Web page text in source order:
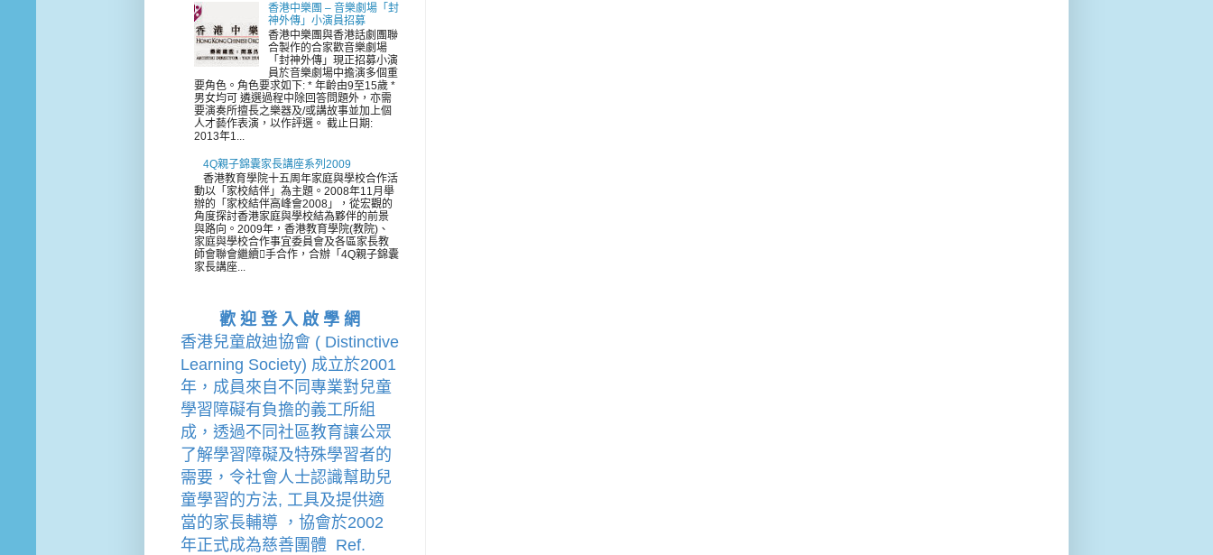
香港中樂團 – 音樂劇場「封
神外傳」小演員招募
香港中樂團與香港話劇團聯
合製作的合家歡音樂劇場
「封神外傳」現正招募小演
員於音樂劇場中擔演多個重
要角色。角色要求如下: * 年齡由9至15歲 *
男女均可 遴選過程中除回答問題外，亦需
要演奏所擅長之樂器及/或講故事並加上個
人才藝作表演，以作評選。 截止日期:
2013年1...
4Q親子錦囊家長講座系列2009
香港教育學院十五周年家庭與學校合作活
動以「家校結伴」為主題。2008年11月舉
辦的「家校結伴高峰會2008」，從宏觀的
角度探討香港家庭與學校結為夥伴的前景
與路向。2009年，香港教育學院(教院)、
家庭與學校合作事宜委員會及各區家長教
師會聯會繼續手合作，合辦「4Q親子錦囊
家長講座...
歡 迎 登 入 啟 學 網
香港兒童啟迪協會 ( Distinctive
Learning Society) 成立於2001
年，成員來自不同專業對兒童
學習障礙有負擔的義工所組
成，透過不同社區教育讓公眾
了解學習障礙及特殊學習者的
需要，令社會人士認識幫助兒
童學習的方法, 工具及提供適
當的家長輔導
， 協會於2002
年正式成為慈善團體  Ref.